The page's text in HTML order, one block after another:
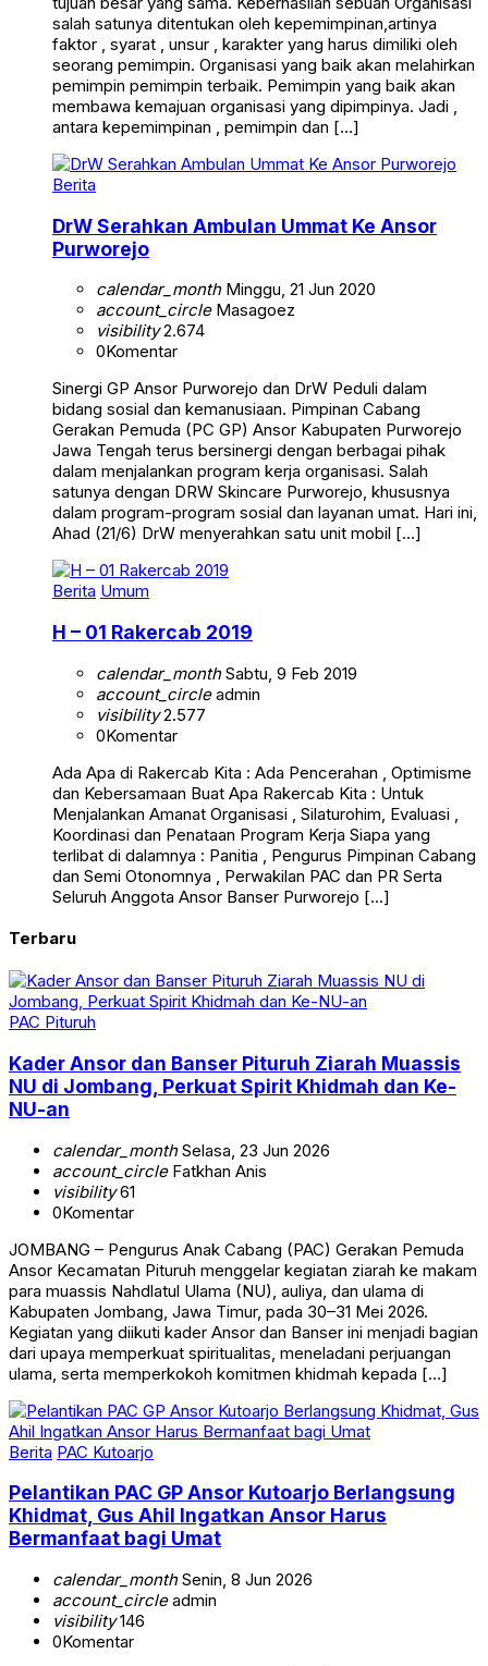
salah satunya ditentukan oleh kepemimpinan,artinya
faktor , syarat , unsur , karakter yang harus dimiliki oleh
seorang pemimpin. Organisasi yang baik akan melahirkan
pemimpin pemimpin terbaik. Pemimpin yang baik akan
membawa kemajuan organisasi yang dipimpinya. Jadi ,
antara kepemimpinan , pemimpin dan […]
Berita
DrW Serahkan Ambulan Ummat Ke Ansor
Purworejo
calendar_monthMinggu, 21 Jun 2020
account_circleMasagoez
visibility2.674
0Komentar
Sinergi GP Ansor Purworejo dan DrW Peduli dalam
bidang sosial dan kemanusiaan. Pimpinan Cabang
Gerakan Pemuda (PC GP) Ansor Kabupaten Purworejo
Jawa Tengah terus bersinergi dengan berbagai pihak
dalam menjalankan program kerja organisasi. Salah
satunya dengan DRW Skincare Purworejo, khususnya
dalam program-program sosial dan layanan umat. Hari ini,
Ahad (21/6) DrW menyerahkan satu unit mobil […]
Berita Umum
H – 01 Rakercab 2019
calendar_monthSabtu, 9 Feb 2019
account_circleadmin
visibility2.577
0Komentar
Ada Apa di Rakercab Kita : Ada Pencerahan , Optimisme
dan Kebersamaan Buat Apa Rakercab Kita : Untuk
Menjalankan Amanat Organisasi , Silaturohim, Evaluasi ,
Koordinasi dan Penataan Program Kerja Siapa yang
terlibat di dalamnya : Panitia , Pengurus Pimpinan Cabang
dan Semi Otonomnya , Perwakilan PAC dan PR Serta
Seluruh Anggota Ansor Banser Purworejo […]
Terbaru
PAC Pituruh
Kader Ansor dan Banser Pituruh Ziarah Muassis
NU di Jombang, Perkuat Spirit Khidmah dan Ke-
NU-an
calendar_monthSelasa, 23 Jun 2026
account_circleFatkhan Anis
visibility61
0Komentar
JOMBANG – Pengurus Anak Cabang (PAC) Gerakan Pemuda
Ansor Kecamatan Pituruh menggelar kegiatan ziarah ke makam
para muassis Nahdlatul Ulama (NU), auliya, dan ulama di
Kabupaten Jombang, Jawa Timur, pada 30–31 Mei 2026.
Kegiatan yang diikuti kader Ansor dan Banser ini menjadi bagian
dari upaya memperkuat spiritualitas, meneladani perjuangan
ulama, serta memperkokoh komitmen khidmah kepada […]
Berita PAC Kutoarjo
Pelantikan PAC GP Ansor Kutoarjo Berlangsung
Khidmat, Gus Ahil Ingatkan Ansor Harus
Bermanfaat bagi Umat
calendar_monthSenin, 8 Jun 2026
account_circleadmin
visibility146
0Komentar